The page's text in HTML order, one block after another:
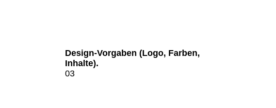
Design-Vorgaben (Logo, Farben,
Inhalte).